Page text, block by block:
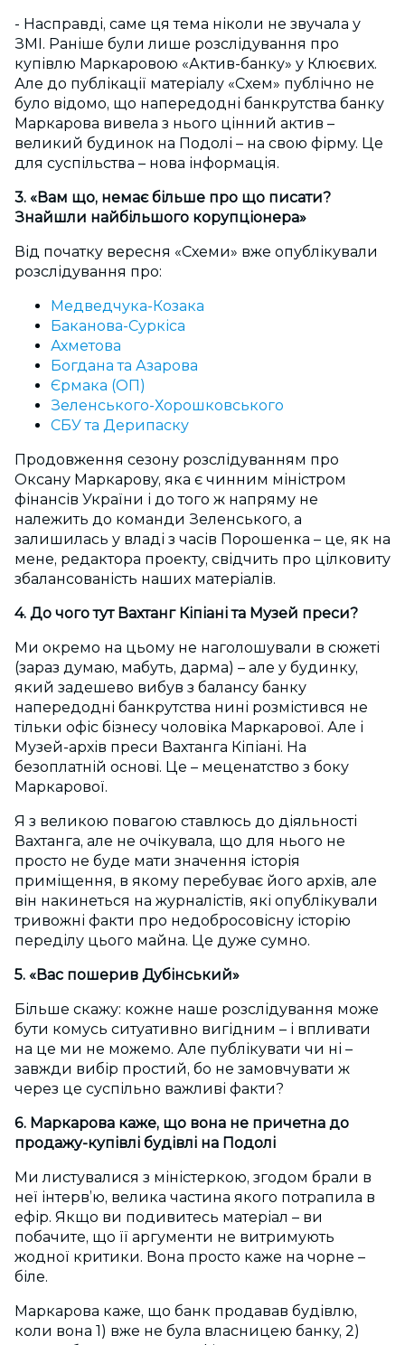
- Насправді, саме ця тема ніколи не звучала у
ЗМІ. Раніше були лише розслідування про
купівлю Маркаровою «Актив-банку» у Клюєвих.
Але до публікації матеріалу «Схем» публічно не
було відомо, що напередодні банкрутства банку
Маркарова вивела з нього цінний актив –
великий будинок на Подолі – на свою фірму. Це
для суспільства – нова інформація.
3. «Вам що, немає більше про що писати?
Знайшли найбільшого корупціонера»
Від початку вересня «Схеми» вже опублікували
розслідування про:
Медведчука-Козака
Баканова-Суркіса
Ахметова
Богдана та Азарова
Єрмака (ОП)
Зеленського-Хорошковського
СБУ та Дерипаску
Продовження сезону розслідуванням про
Оксану Маркарову, яка є чинним міністром
фінансів України і до того ж напряму не
належить до команди Зеленського, а
залишилась у владі з часів Порошенка – це, як на
мене, редактора проекту, свідчить про цілковиту
збалансованість наших матеріалів.
4. До чого тут Вахтанг Кіпіані та Музей преси?
Ми окремо на цьому не наголошували в сюжеті
(зараз думаю, мабуть, дарма) – але у будинку,
який задешево вибув з балансу банку
напередодні банкрутства нині розмістився не
тільки офіс бізнесу чоловіка Маркарової. Але і
Музей-архів преси Вахтанга Кіпіані. На
безоплатній основі. Це – меценатство з боку
Маркарової.
Я з великою повагою ставлюсь до діяльності
Вахтанга, але не очікувала, що для нього не
просто не буде мати значення історія
приміщення, в якому перебуває його архів, але
він накинеться на журналістів, які опублікували
тривожні факти про недобросовісну історію
переділу цього майна. Це дуже сумно.
5. «Вас пошерив Дубінський»
Більше скажу: кожне наше розслідування може
бути комусь ситуативно вигідним – і впливати
на це ми не можемо. Але публікувати чи ні –
завжди вибір простий, бо не замовчувати ж
через це суспільно важливі факти?
6. Маркарова каже, що вона не причетна до
продажу-купівлі будівлі на Подолі
Ми листувалися з міністеркою, згодом брали в
неї інтерв’ю, велика частина якого потрапила в
ефір. Якщо ви подивитесь матеріал – ви
побачите, що її аргументи не витримують
жодної критики. Вона просто каже на чорне –
біле.
Маркарова каже, що банк продавав будівлю,
коли вона 1) вже не була власницею банку, 2)